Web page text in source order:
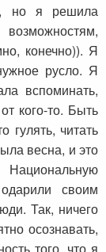
но я решила
конечно)). Я
русло. Я
вспоминать,
кого-то. Быть
гулять, читать
весна, и это
своим
Так, ничего
осознавать,
того, что я